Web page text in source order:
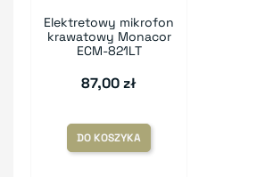
Elektretowy mikrofon
krawatowy Monacor
ECM-821LT
87,00 zł
DO KOSZYKA